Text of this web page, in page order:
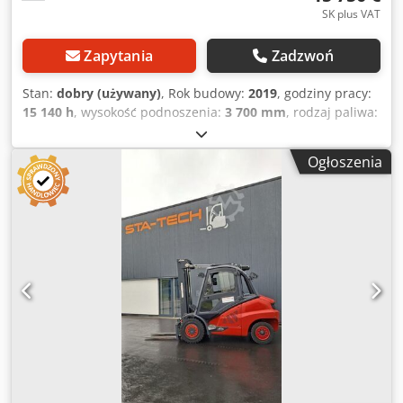
SK plus VAT
Zapytania Zadzwoń
Stan: dobry (używany), Rok budowy: 2019, godziny pracy:
15 140 h, wysokość podnoszenia: 3 700 mm, rodzaj paliwa:
, wysokość konstrukcyjna:
mm, Linde H50D-02/600 Duplo 370, kabina z bocznym
przesuwem, silnik VW Diesel, rok produkcji 2019. Film
można przesłać przez WhatsApp. Aktualna oferta dostępna
na stronie internetowej. Ceny są podane dla odbioru w
Nuland. Crodpfszpyp Usx Adpjf Van de Wert Trading B.V.
osprzętu. Wszystkie nasze dostawy realizowane są w
cenach handlowych, w stanie „tak jak jest”, bez gwarancji
(szczegóły w naszych ogólnych warunkach). W celu
obejrzenia i/lub wykonania jazdy próbnej, prosimy o
wcześniejsze umówienie wizyty. Prosimy o kontakt
telefoniczny przed przyjazdem, ponieważ nie zawsze
jesteśmy na miejscu. Van de Wert Trading B.V.
Bedrijfsstraat 3 5391 LR Nuland
Ogłoszenia